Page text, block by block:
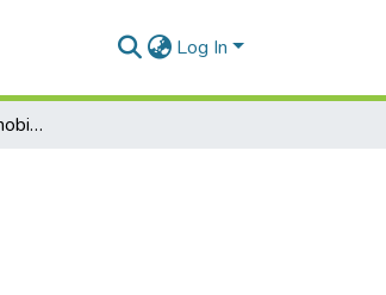
Log In
Sākumskolas skolēnu mobings pret skolotāju